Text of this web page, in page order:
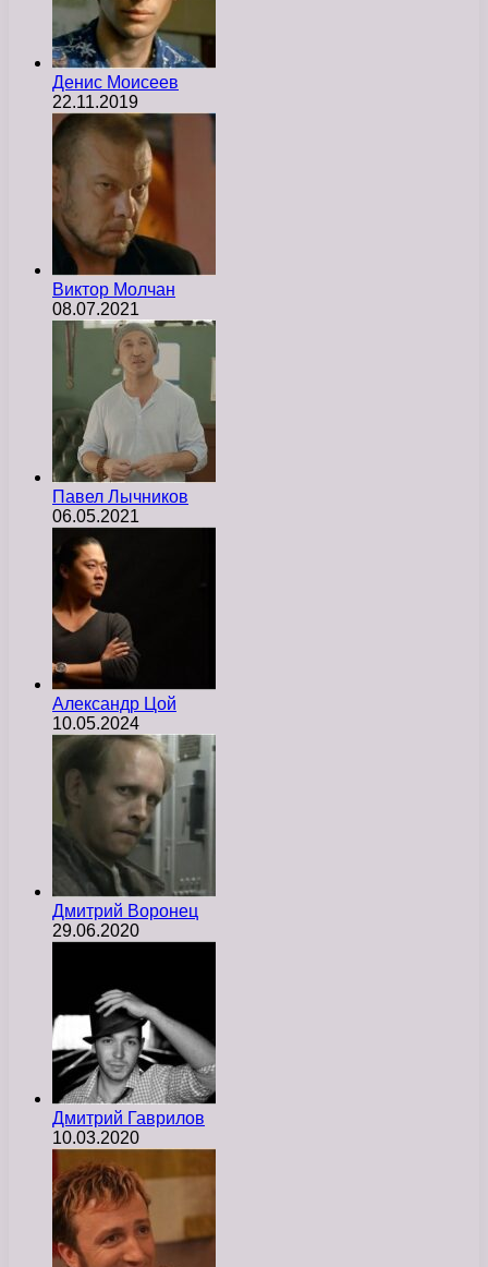
Денис Моисеев
22.11.2019
Виктор Молчан
08.07.2021
Павел Лычников
06.05.2021
Александр Цой
10.05.2024
Дмитрий Воронец
29.06.2020
Дмитрий Гаврилов
10.03.2020